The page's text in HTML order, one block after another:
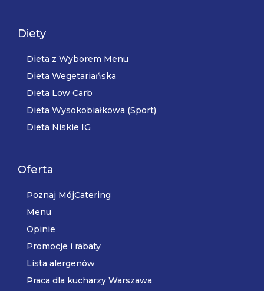
Diety
Dieta z Wyborem Menu
Dieta Wegetariańska
Dieta Low Carb
Dieta Wysokobiałkowa (Sport)
Dieta Niskie IG
Oferta
Poznaj MójCatering
Menu
Opinie
Promocje i rabaty
Lista alergenów
Praca dla kucharzy Warszawa